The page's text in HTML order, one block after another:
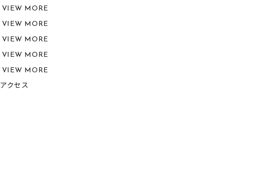
VIEW MORE
VIEW MORE
VIEW MORE
VIEW MORE
VIEW MORE
アクセス